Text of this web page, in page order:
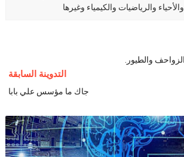
والأحياء والرياضيات والكيمياء وغيرها
التدوينة السابقة
جاك ما مؤسس علي بابا